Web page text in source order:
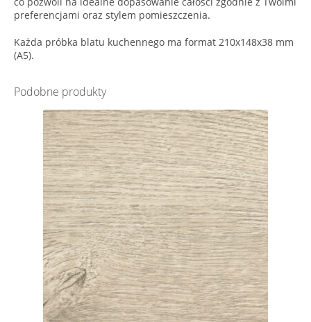
preferencjami oraz stylem pomieszczenia.
Każda próbka blatu kuchennego ma format 210x148x38 mm
(A5).
Podobne produkty